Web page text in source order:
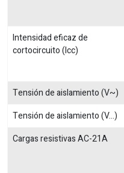
Intensidad eficaz de
cortocircuito (Icc)
Tensión de aislamiento (V~)
Tensión de aislamiento (V...)
Cargas resistivas AC-21A